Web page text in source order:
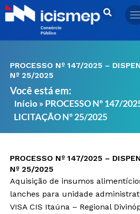
Ir
para
PROCESSO Nº 147/2025 –
Nº 25/2025
Você está em:
Início » PROCESSO Nº 147/
LICITAÇÃO Nº 25/2025
PROCESSO Nº 147/2025 –
Nº 25/2025
Aquisição de insumos
lanches para unidade
VISA CIS Itaúna – Regional